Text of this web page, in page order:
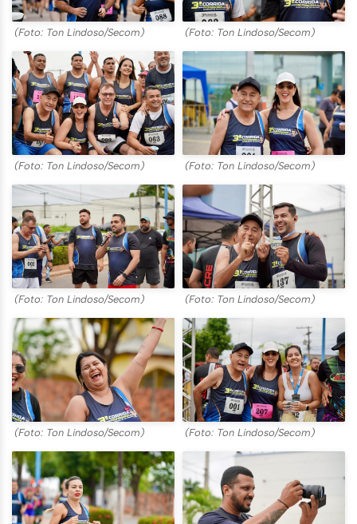
(Foto: Ton Lindoso/Secom) (Foto: Ton Lindoso/Secom)
(Foto: Ton Lindoso/Secom) (Foto: Ton Lindoso/Secom)
(Foto: Ton Lindoso/Secom) (Foto: Ton Lindoso/Secom)
(Foto: Ton Lindoso/Secom) (Foto: Ton Lindoso/Secom)